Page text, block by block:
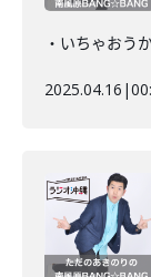
・いちゃおう
2025.04.16 |